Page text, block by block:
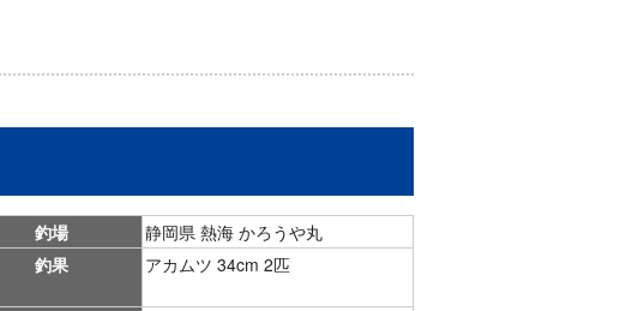
釣場
静岡県 熱海 かろうや丸
釣果 アカムツ 34cm 2匹